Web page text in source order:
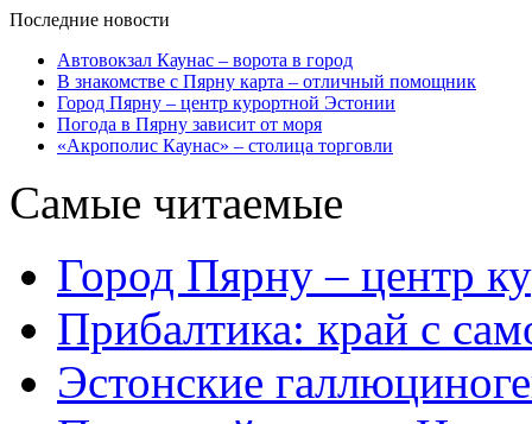
Последние новости
Автовокзал Каунас – ворота в город
В знакомстве с Пярну карта – отличный помощник
Город Пярну – центр курортной Эстонии
Погода в Пярну зависит от моря
«Акрополис Каунас» – столица торговли
Самые читаемые
Город Пярну – центр
Прибалтика: край с
Эстонские